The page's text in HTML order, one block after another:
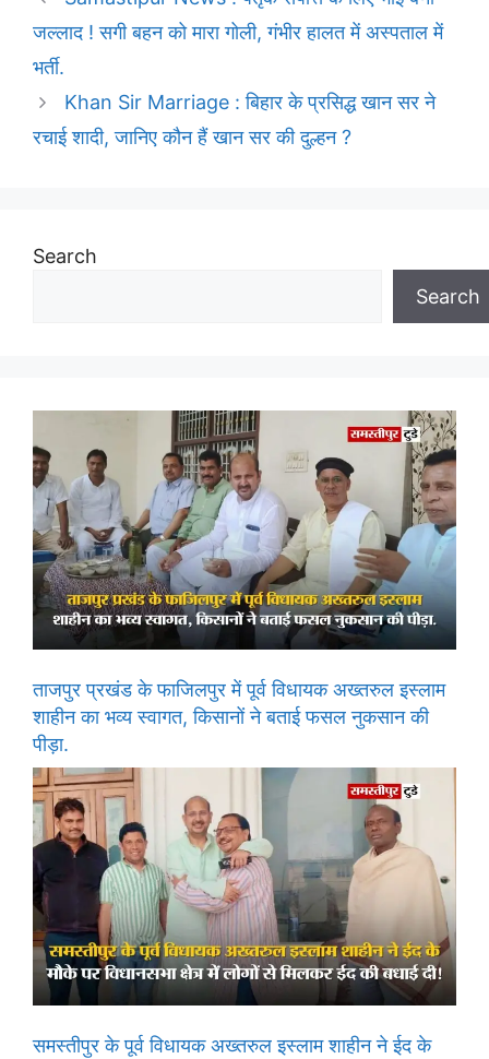
जल्लाद ! सगी बहन को मारा गोली, गंभीर हालत में अस्पताल में
भर्ती.
Khan Sir Marriage : बिहार के प्रसिद्ध खान सर ने
रचाई शादी, जानिए कौन हैं खान सर की दुल्हन ?
Search
Search
ताजपुर प्रखंड के फाजिलपुर में पूर्व विधायक अख्तरुल इस्लाम
शाहीन का भव्य स्वागत, किसानों ने बताई फसल नुकसान की
पीड़ा.
समस्तीपुर के पूर्व विधायक अख्तरुल इस्लाम शाहीन ने ईद के